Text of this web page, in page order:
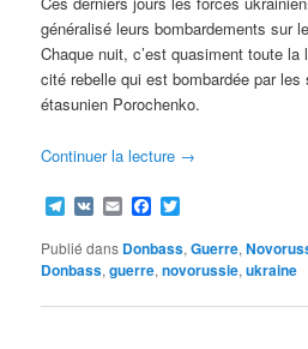
généralisé leurs bombardements sur
Chaque nuit, c’est quasiment toute
cité rebelle qui est bombardée par les
étasunien Porochenko.
Continuer la lecture →
Telegram
VK EmailFacebook
Publié dans Donbass,Guerre,
Donbass,guerre,novorussie,ukraine